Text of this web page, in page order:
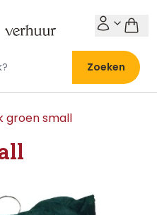
Zoeken
groen small